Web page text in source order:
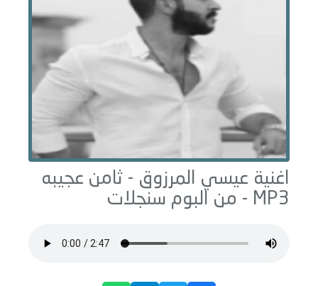
اغنية عيسي المرزوق - ثامن عجيبه
MP3 - من البوم
سنجلات